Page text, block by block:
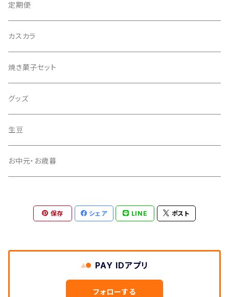
定期便
カスカラ
焼き菓子セット
グッズ
生豆
お中元・お歳暮
保存 シェア LINE ポスト
PAY IDアプリ
フォローする